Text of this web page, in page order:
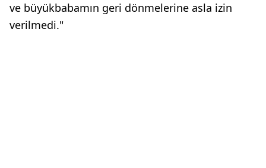
ve büyükbabamın geri dönmelerine asla izin
verilmedi."